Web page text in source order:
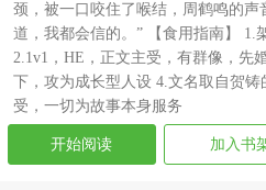
颈，被一口咬住了喉结，周鹤鸣的声
道，我都会信的。” 【食用指南】 1.
2.1v1，HE，正文主受，有群像，先
下，攻为成长型人设 4.文名取自贺
受，一切为故事本身服务
开始阅读 加入书